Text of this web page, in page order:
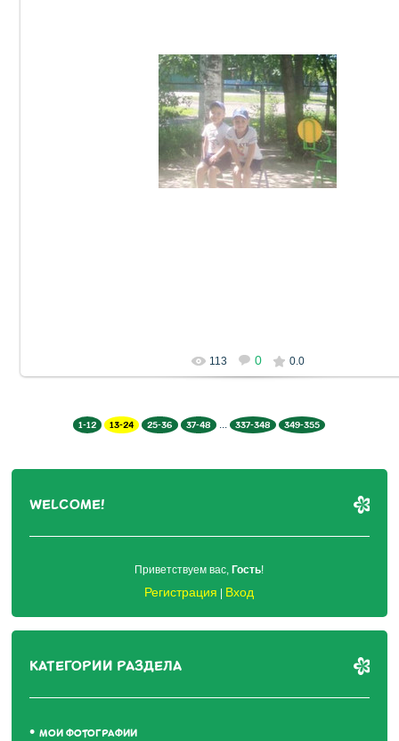
05.10.2023
DetSad14
113 0 0.0
1-12 13-24 25-36 37-48 ... 337-348 349-355
WELCOME!
Приветствуем вас, Гость!
Регистрация Вход
КАТЕГОРИИ РАЗДЕЛА
МОИ ФОТОГРАФИИ